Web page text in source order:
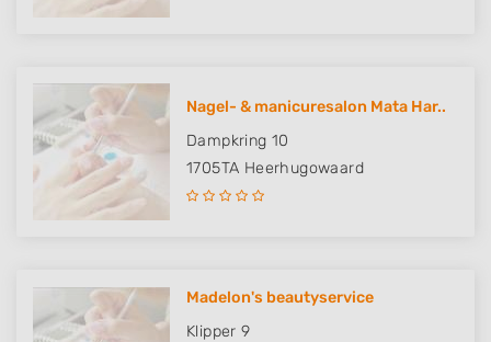
Nagel- & manicuresalon Mata Har..
Dampkring 10
1705TA Heerhugowaard
Madelon's beautyservice
Klipper 9